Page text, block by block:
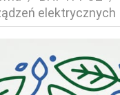
elektrycznych